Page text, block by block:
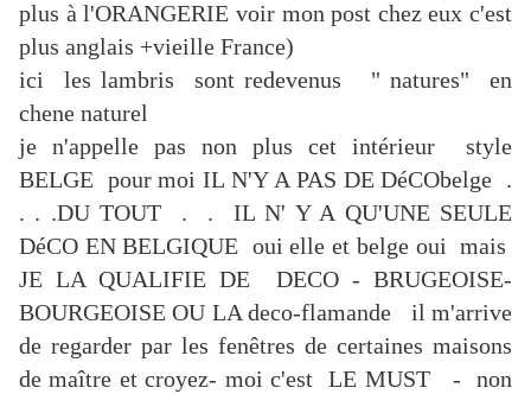
plus à l'ORANGERIE voir mon post chez eux c'est
plus anglais +vieille France)
ici les lambris sont redevenus " natures" en
chene naturel
je n'appelle pas non plus cet intérieur style
BELGE pour moi IL N'Y A PAS DE DéCObelge .
. . .DU TOUT . . IL N' Y A QU'UNE SEULE
DéCO EN BELGIQUE oui elle et belge oui mais
JE LA QUALIFIE DE DECO - BRUGEOISE-
BOURGEOISE OU LA deco-flamande il m'arrive
de regarder par les fenêtres de certaines maisons
de maître et croyez- moi c'est LE MUST - non